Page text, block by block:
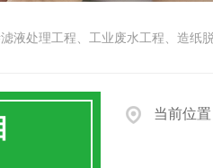
液处理工程、工业废水工程、造纸
当前位